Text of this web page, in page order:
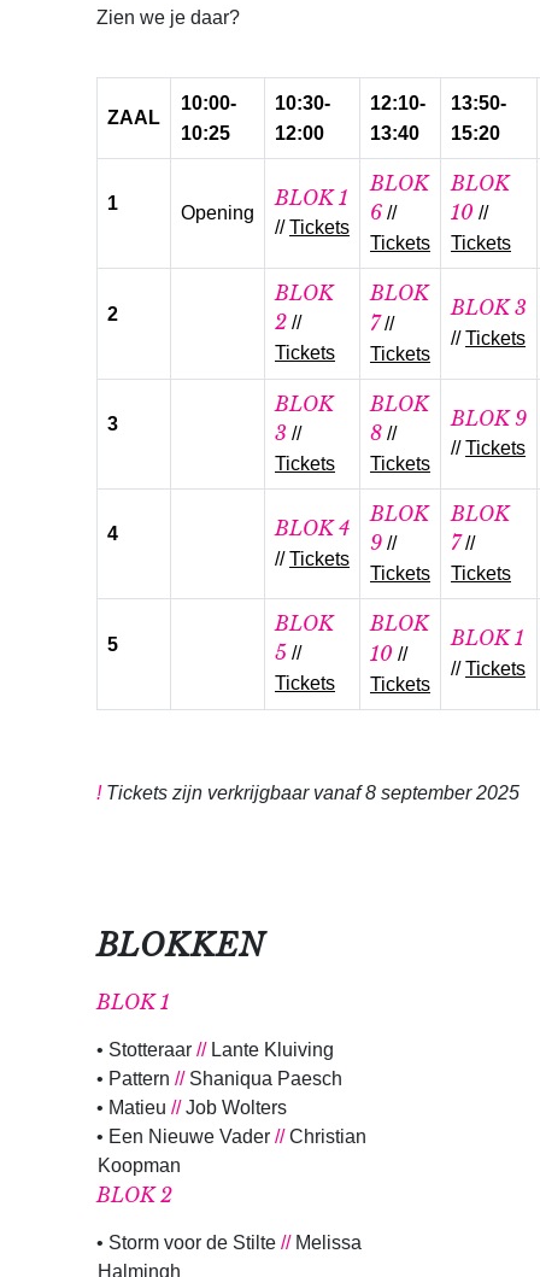
Zien we je daar?
ZAAL
10:00-
10:25
10:30-
12:00
12:10-
13:40
13:50-
15:20
1 Opening
BLOK 1
//Tickets
BLOK
6 //
Tickets
BLOK
10 //
Tickets
2
BLOK
2 //
Tickets
BLOK
7//
Tickets
BLOK3
//Tickets
3
BLOK
3 //
Tickets
BLOK
8 //
Tickets
BLOK 9
//Tickets
4 BLOK 4
//Tickets
BLOK
9 //
Tickets
BLOK
7 //
Tickets
5
BLOK
5 //
Tickets
BLOK
10 //
Tickets
BLOK 1
//Tickets
! Tickets zijn verkrijgbaar vanaf 8 september 2025
BLOKKEN
BLOK 1
• Stotteraar //Lante Kluiving
• Pattern // Shaniqua Paesch
• Matieu //Job Wolters
• Een Nieuwe Vader //Christian
Koopman
BLOK 2
• Storm voor de Stilte //Melissa
Halmingh